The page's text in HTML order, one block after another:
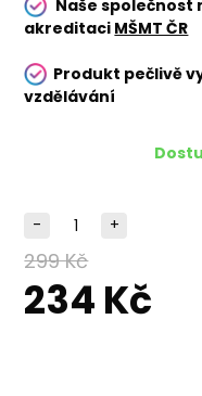
Naše společnost
akreditaci MŠMT ČR
Produkt pečlivě
vzdělávání
299 Kč
234 Kč
- +